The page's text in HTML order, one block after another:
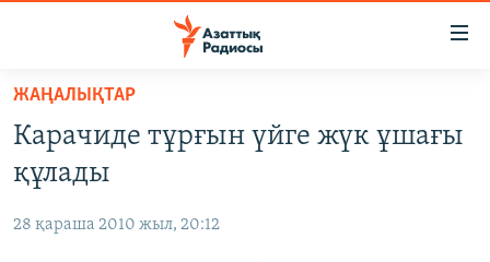
Skip
main
content
Skip
to
САЯСАТ
AZATTYQTV
ҚАҢТАР ОҚИҒАСЫ
ЖАҢАЛЫҚТАР
Карачиде тұрғын үйге жүк ұшағы
құлады
28 қараша 2010 жыл, 20:12